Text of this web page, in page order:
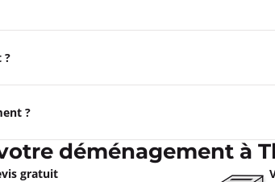
?
?
déménagement à
gratuit